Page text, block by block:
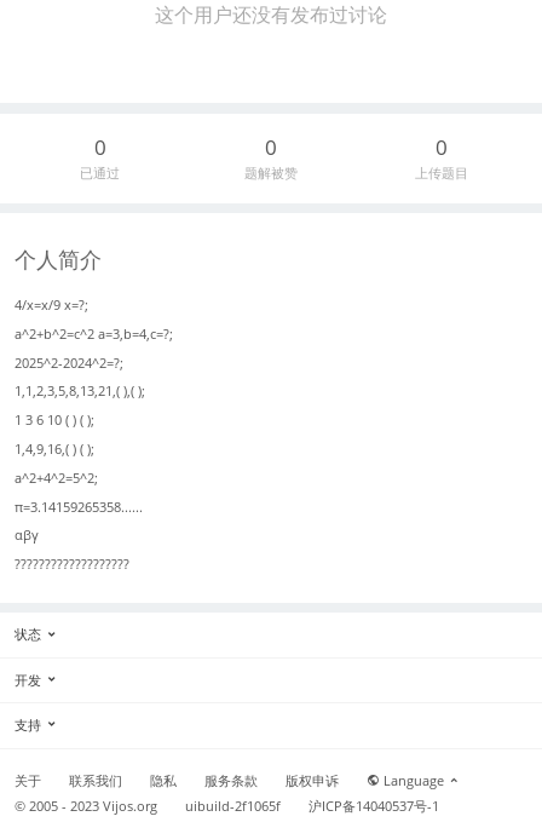
这个用户还没有发布过讨论
0
已通过
0
题解被赞
0
上传题目
个人简介
4/x=x/9 x=?;
a^2+b^2=c^2 a=3,b=4,c=?;
2025^2-2024^2=?;
1,1,2,3,5,8,13,21,( ),( );
1 3 6 10 ( ) ( );
1,4,9,16,( ) ( );
a^2+4^2=5^2;
π=3.14159265358......
αβγ
???????????????????
状态
开发
支持
关于 联系我们 隐私 服务条款 版权申诉
Language
© 2005 - 2023Vijos.org uibuild-2f1065f 沪ICP备14040537号-1